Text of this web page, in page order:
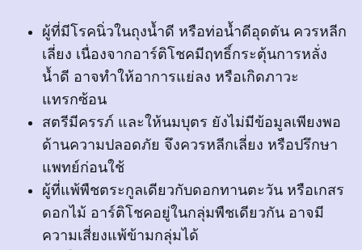
ผู้ที่มีโรคนิ่วในถุงน้ำดี หรือท่อน้ำดีอุดตัน ควรหลีก
เลี่ยง เนื่องจากอาร์ติโชคมีฤทธิ์กระตุ้นการหลั่ง
น้ำดี อาจทำให้อาการแย่ลง หรือเกิดภาวะ
แทรกซ้อน
สตรีมีครรภ์ และให้นมบุตร ยังไม่มีข้อมูลเพียงพอ
ด้านความปลอดภัย จึงควรหลีกเลี่ยง หรือปรึกษา
แพทย์ก่อนใช้
ผู้ที่แพ้พืชตระกูลเดียวกับดอกทานตะวัน หรือเกสร
ดอกไม้ อาร์ติโชคอยู่ในกลุ่มพืชเดียวกัน อาจมี
ความเสี่ยงแพ้ข้ามกลุ่มได้